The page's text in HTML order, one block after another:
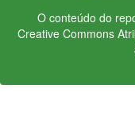
O conteúdo do
Creative Commons